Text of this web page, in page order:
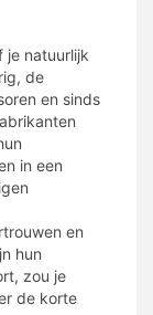
je natuurlijk
de
en sinds
in een
en
hun
zou je
de korte